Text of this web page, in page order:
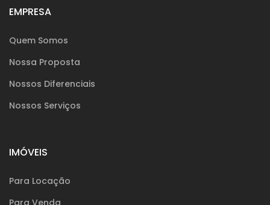
EMPRESA
Quem Somos
Nossa Proposta
Nossos Diferenciais
Nossos Serviços
IMÓVEIS
Para Locação
Para Venda